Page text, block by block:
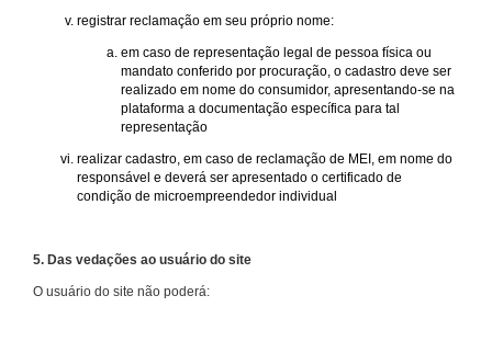
registrar reclamação em seu próprio nome:
em caso de representação legal de pessoa física ou
mandato conferido por procuração, o cadastro deve ser
realizado em nome do consumidor, apresentando-se na
plataforma a documentação específica para tal
representação
realizar cadastro, em caso de reclamação de MEI, em nome do
responsável e deverá ser apresentado o certificado de
condição de microempreendedor individual
5. Das vedações ao usuário do site
O usuário do site não poderá: